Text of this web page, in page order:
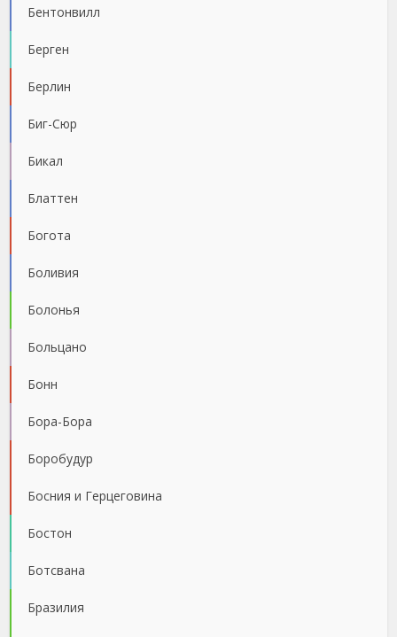
Бентонвилл
Берген
Берлин
Биг-Сюр
Бикал
Блаттен
Богота
Боливия
Болонья
Больцано
Бонн
Бора-Бора
Боробудур
Босния и Герцеговина
Бостон
Ботсвана
Бразилия